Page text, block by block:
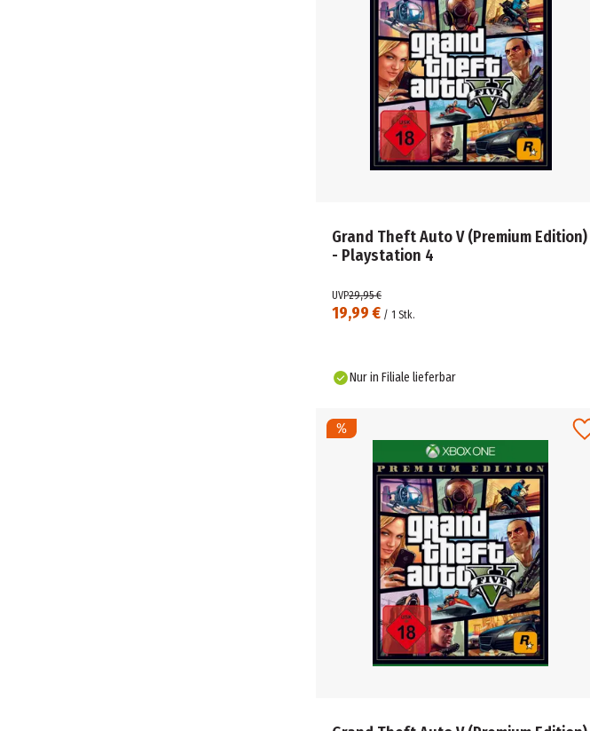
Grand Theft Auto V (Premium Edition)
- Playstation 4
19,99 € / 1 Stk.
UVP29,95 €
Nur in Filiale lieferbar